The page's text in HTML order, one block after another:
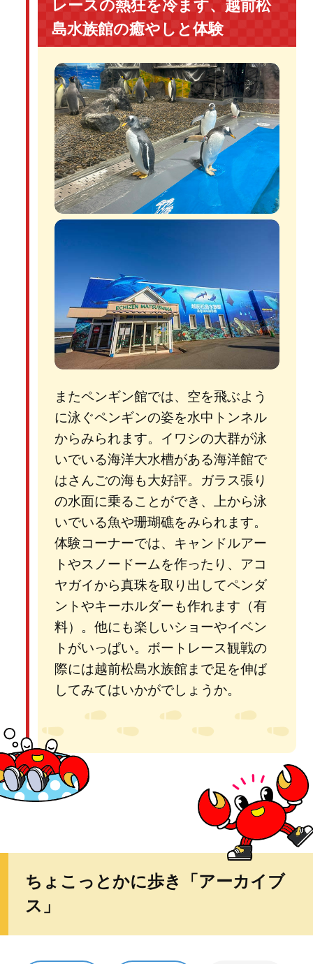
レースの熱狂を冷ます、越前松
島水族館の癒やしと体験
またペンギン館では、空を飛ぶよう
に泳ぐペンギンの姿を水中トンネル
からみられます。イワシの大群が泳
いでいる海洋大水槽がある海洋館で
はさんごの海も大好評。ガラス張り
の水面に乗ることができ、上から泳
いでいる魚や珊瑚礁をみられます。
体験コーナーでは、キャンドルアー
トやスノードームを作ったり、アコ
ヤガイから真珠を取り出してペンダ
ントやキーホルダーも作れます（有
料）。他にも楽しいショーやイベン
トがいっぱい。ボートレース観戦の
際には越前松島水族館まで足を伸ば
してみてはいかがでしょうか。
ちょこっとかに歩き「アーカイブ
ス」